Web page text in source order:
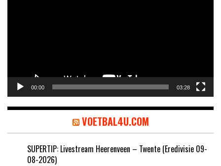
00:00 03:28
VOETBAL4U.COM
SUPERTIP: Livestream Heerenveen – Twente (Eredivisie 09-
08-2026)